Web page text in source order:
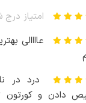
امتیاز
عاااالی
درد در
دادن و کورتون